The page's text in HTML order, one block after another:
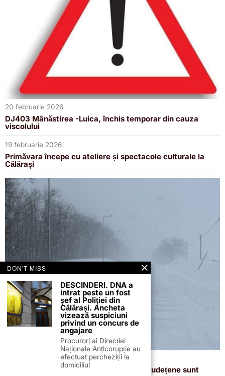
20 februarie 2026
DJ403 Mânăstirea -Luica, închis temporar din cauza
viscolului
19 februarie 2026
Primăvara începe cu ateliere și spectacole culturale la
Călărași
18 februarie 2026
Drumuri și Poduri S.A.: toate drumurile județene sunt
DON'T MISS
DESCINDERI. DNA a
intrat peste un fost
șef al Poliției din
Călărași. Ancheta
vizează suspiciuni
privind un concurs de
angajare
Procurori ai Direcției
Naționale Anticorupție au
efectuat percheziții la
domiciliul